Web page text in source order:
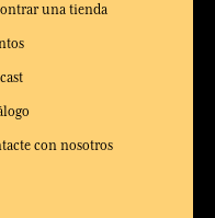
una tienda
con nosotros